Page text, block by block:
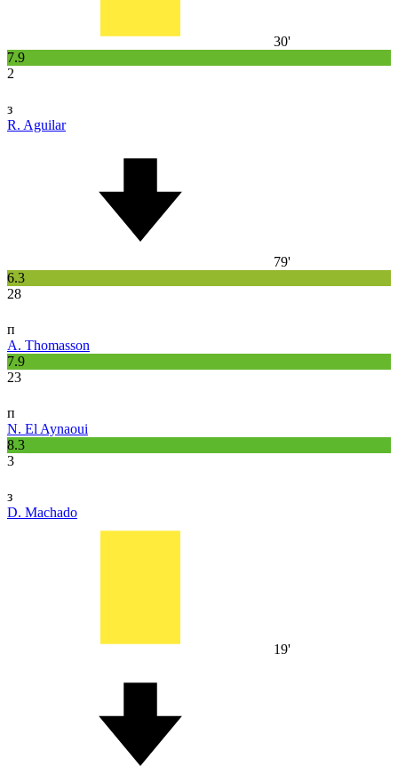
30'
7.9
2
з
R. Aguilar
79'
6.3
28
п
A. Thomasson
7.9
23
п
N. El Aynaoui
8.3
3
з
D. Machado
19'